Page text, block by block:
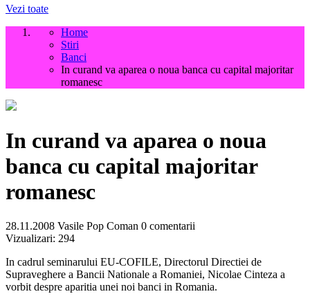
Vezi toate
Home
Stiri
Banci
In curand va aparea o noua banca cu capital majoritar
romanesc
In curand va aparea o noua
banca cu capital majoritar
romanesc
28.11.2008 Vasile Pop Coman 0 comentarii
Vizualizari: 294
In cadrul seminarului EU-COFILE, Directorul Directiei de
Supraveghere a Bancii Nationale a Romaniei, Nicolae Cinteza a
vorbit despre aparitia unei noi banci in Romania.